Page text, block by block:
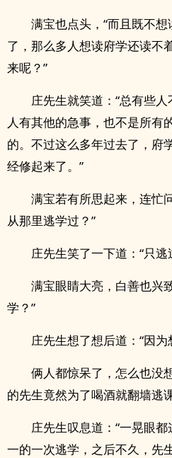
满宝也点头，“而且既不
了，那么多人想读府学还读不
来呢？”
庄先生就笑道：“总有些
人有其他的急事，也不是所有
的。不过这么多年过去了，府
经修起来了。”
满宝若有所思起来，连忙
从那里逃学过？”
庄先生笑了一下道：“只逃
满宝眼睛大亮，白善也兴
学？”
庄先生想了想后道：“因为
俩人都惊呆了，怎么也没
的先生竟然为了喝酒就翻墙逃
庄先生叹息道：“一晃眼
一的一次逃学，之后不久，先